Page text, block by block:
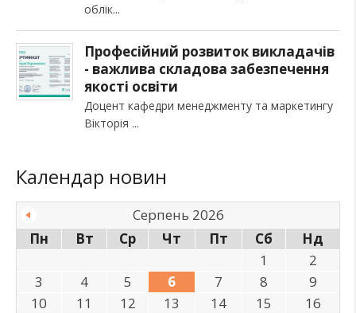
облік
Професійний розвиток викладачів
- важлива складова забезпечення
якості освіти
Доцент кафедри менеджменту та маркетингу
Вікторія
Календар новин
Серпень 2026
Пн
Вт Ср Чт Пт Сб
Нд
1
2
3
4 5 6 7 8
9
10
11 12 13 14 15
16